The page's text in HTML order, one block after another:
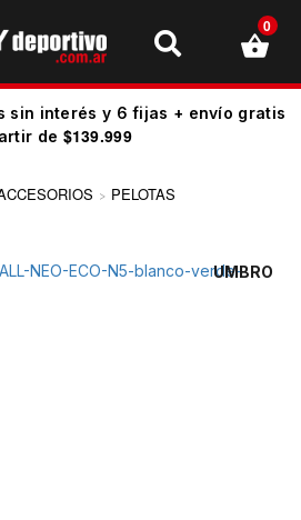
sin interés y 6 fijas + envío gratis
de $139.999
0
PELOTAS
UMBRO